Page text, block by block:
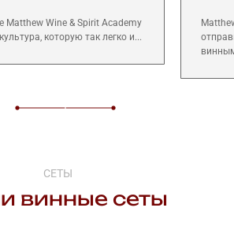
Matthew Wine & Spirit Academy
которую так легко и...
СЕТЫ
винные сеты